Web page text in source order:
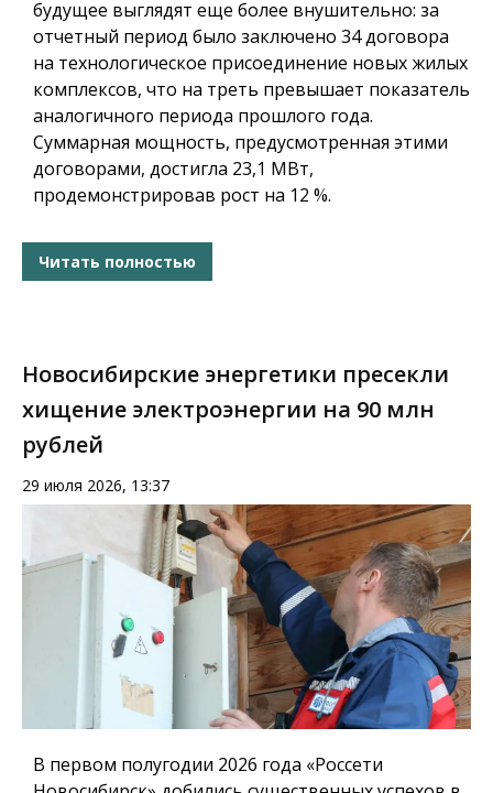
будущее выглядят еще более внушительно: за
отчетный период было заключено 34 договора
на технологическое присоединение новых жилых
комплексов, что на треть превышает показатель
аналогичного периода прошлого года.
Суммарная мощность, предусмотренная этими
договорами, достигла 23,1 МВт,
продемонстрировав рост на 12 %.
Читать полностью
Новосибирские энергетики пресекли
хищение электроэнергии на 90 млн
рублей
29 июля 2026, 13:37
В первом полугодии 2026 года «Россети